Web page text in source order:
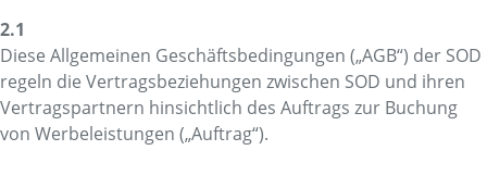
2.1
Diese Allgemeinen Geschäftsbedingungen („AGB“) der SOD
regeln die Vertragsbeziehungen zwischen SOD und ihren
Vertragspartnern hinsichtlich des Auftrags zur Buchung
von Werbeleistungen („Auftrag“).